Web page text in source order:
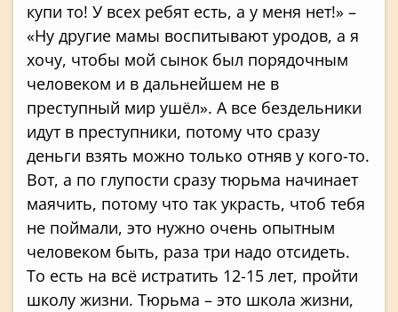
купи то! У всех ребят есть, а у меня нет!» –
«Ну другие мамы воспитывают уродов, а я
хочу, чтобы мой сынок был порядочным
человеком и в дальнейшем не в
преступный мир ушёл». А все бездельники
идут в преступники, потому что сразу
деньги взять можно только отняв у кого-то.
Вот, а по глупости сразу тюрьма начинает
маячить, потому что так украсть, чтоб тебя
не поймали, это нужно очень опытным
человеком быть, раза три надо отсидеть.
То есть на всё истратить 12-15 лет, пройти
школу жизни. Тюрьма – это школа жизни,